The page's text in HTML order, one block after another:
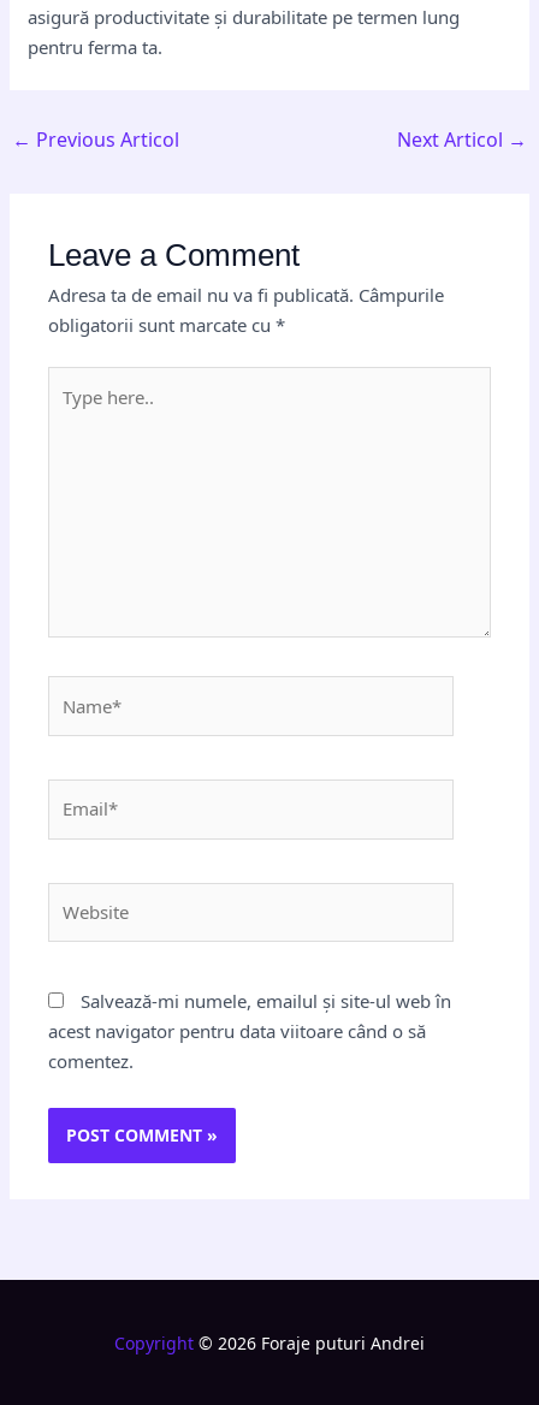
asigură productivitate și durabilitate pe termen lung
pentru ferma ta.
← Previous Articol Next Articol →
Leave a Comment
Adresa ta de email nu va fi publicată. Câmpurile
obligatorii sunt marcate cu*
here..
Salvează-mi numele, emailul și site-ul web în
acest navigator pentru data viitoare când o să
comentez.
Copyright © 2026 Foraje puturi Andrei